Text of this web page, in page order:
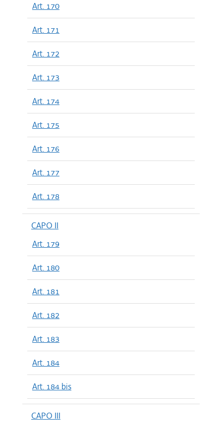
Art. 170
Art. 171
Art. 172
Art. 173
Art. 174
Art. 175
Art. 176
Art. 177
Art. 178
CAPO II
Art. 179
Art. 180
Art. 181
Art. 182
Art. 183
Art. 184
Art. 184 bis
CAPO III